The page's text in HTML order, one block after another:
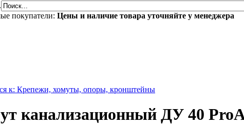
покупатели: Цены и наличие товара уточняйте у менеджера
к: Крепежи, хомуты, опоры, кронштейны
канализационный ДУ 40